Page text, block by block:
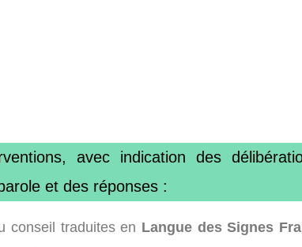
avec indication des
et des réponses :
conseil traduites en Langue des Signes